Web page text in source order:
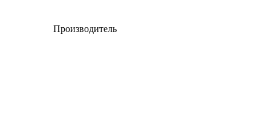
Производитель